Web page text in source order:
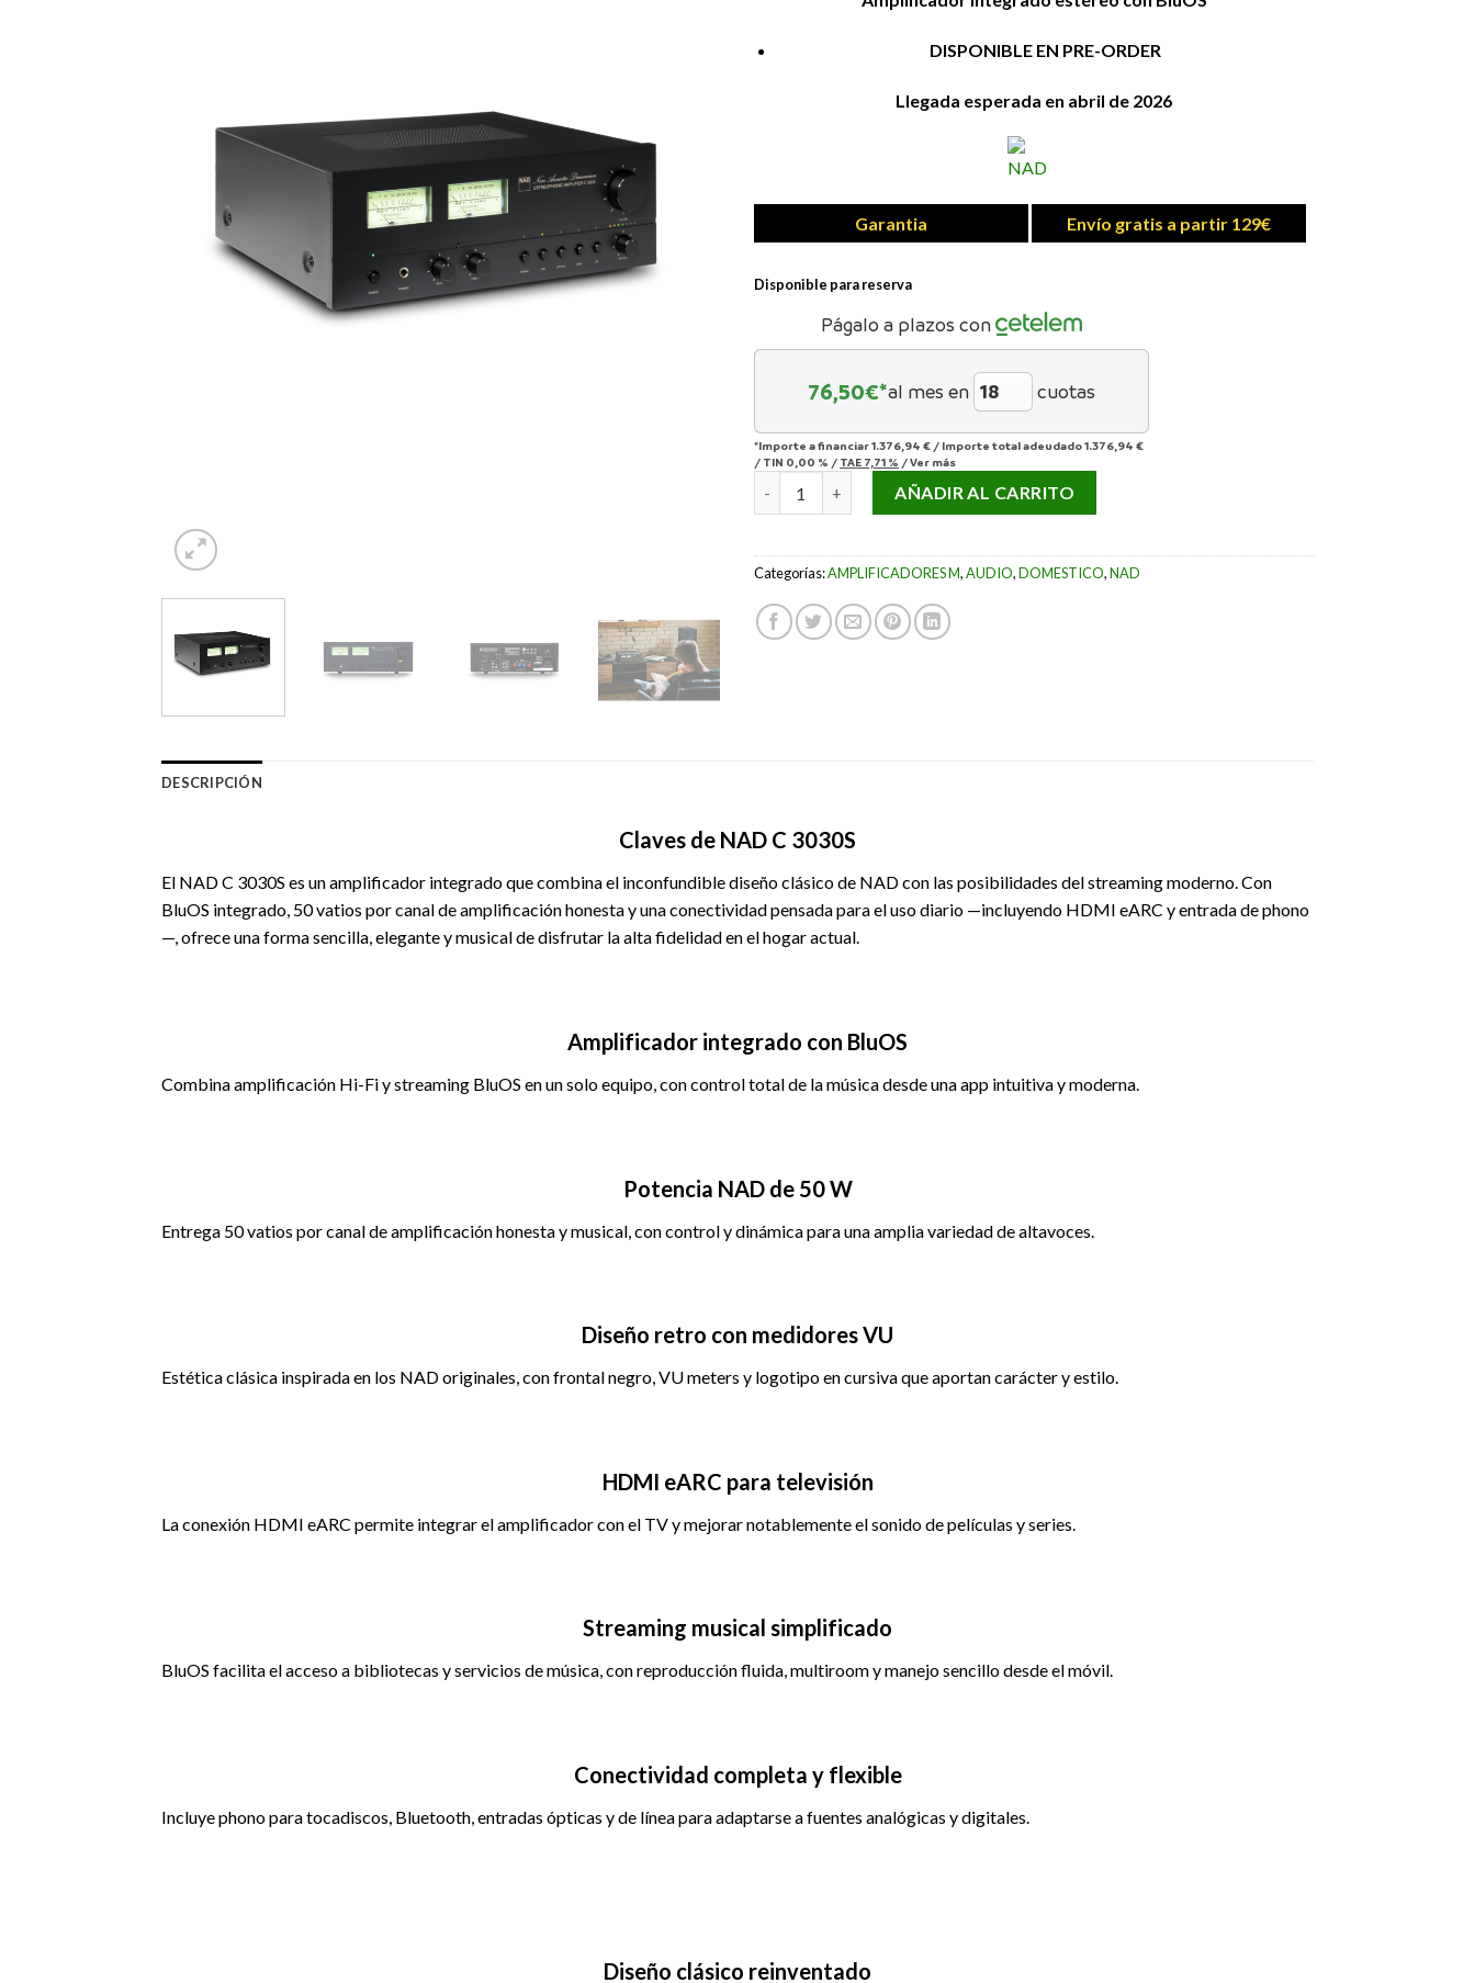
DISPONIBLE EN PRE-ORDER
Llegada esperada en abril de 2026
Garantia Envío gratis a partir 129€
Disponible para reserva
Págalo a plazos con
76,50€*al mes en cuotas
*Importe a financiar1.376,94 € / Importe total adeudado1.376,94 €
/ TIN 0,00 % / TAE 7,71 % /Ver más
NAD C3030S cantidadAÑADIR AL CARRITO
Categorías:AMPLIFICADORES M,AUDIO,DOMESTICO,NAD
DESCRIPCIÓN
Claves de NAD C 3030S
El NAD C 3030S es un amplificador integrado que combina el inconfundible diseño clásico de NAD con las posibilidades del streaming moderno. Con
BluOS integrado, 50 vatios por canal de amplificación honesta y una conectividad pensada para el uso diario —incluyendo HDMI eARC y entrada de phono
—, ofrece una forma sencilla, elegante y musical de disfrutar la alta fidelidad en el hogar actual.
Amplificador integrado con BluOS
Combina amplificación Hi-Fi y streaming BluOS en un solo equipo, con control total de la música desde una app intuitiva y moderna.
Potencia NAD de 50 W
Entrega 50 vatios por canal de amplificación honesta y musical, con control y dinámica para una amplia variedad de altavoces.
Diseño retro con medidores VU
Estética clásica inspirada en los NAD originales, con frontal negro, VU meters y logotipo en cursiva que aportan carácter y estilo.
HDMI eARC para televisión
La conexión HDMI eARC permite integrar el amplificador con el TV y mejorar notablemente el sonido de películas y series.
Streaming musical simplificado
BluOS facilita el acceso a bibliotecas y servicios de música, con reproducción fluida, multiroom y manejo sencillo desde el móvil.
Conectividad completa y flexible
Incluye phono para tocadiscos, Bluetooth, entradas ópticas y de línea para adaptarse a fuentes analógicas y digitales.
Diseño clásico reinventado